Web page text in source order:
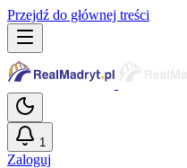
Przejdź do głównej treści
1
Zaloguj